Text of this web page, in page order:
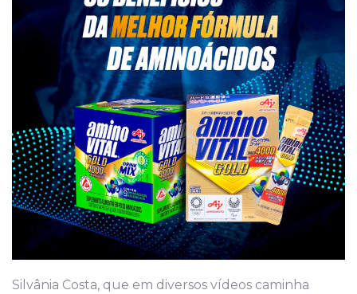
Silvânia Costa, que em diversos vídeos caminha